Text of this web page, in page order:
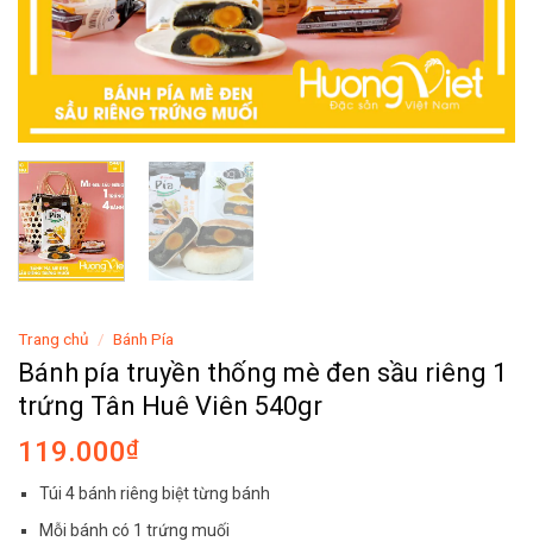
Trang chủ / Bánh Pía
Bánh pía truyền thống mè đen sầu riêng 1
trứng Tân Huê Viên 540gr
119.000₫
Túi 4 bánh riêng biệt từng bánh
Mỗi bánh có 1 trứng muối